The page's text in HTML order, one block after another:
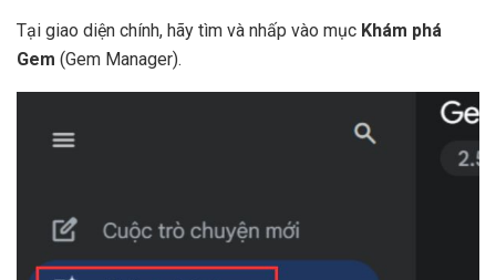
Tại giao diện chính, hãy tìm và nhấp vào mục Khám phá
Gem (Gem Manager).